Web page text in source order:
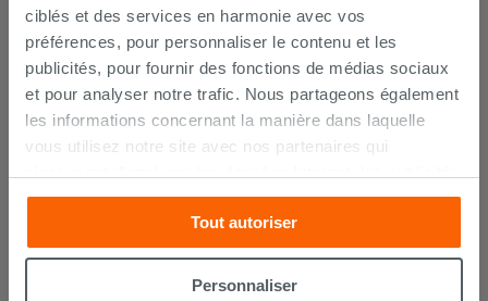
ciblés et des services en harmonie avec vos
préférences, pour personnaliser le contenu et les
publicités, pour fournir des fonctions de médias sociaux
et pour analyser notre trafic. Nous partageons également
les informations concernant la manière dans laquelle
vous utilisez notre site avec nos partenaires qui
et les réseaux sociaux. Lesdits partenaires pourraient
combiner ces informations avec d’autres que vous leur
avez fournies ou qu’ils ont recueillies à partir de votre
utilisation sur leurs services. Si vous souhaitez en savoir
Tout autoriser
Personnaliser
LIVRAISON GARANTIE
Votre commande seralivrée chez vous en 15 jours
ouvrésà compter de la réception du paiement.
Les échantillons sont habituellement livrés en
quelques jours.
IPERCERAMICA collabore depuis de nombreuses
années avec les plus grandsspécialistes des
transports internationauxet l'expédition des produits
Pour en savoir plus consultez la rubrique